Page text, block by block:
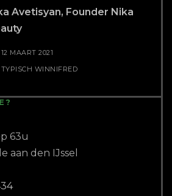
Avetisyan, Founder Nika
12 MAART 2021
TYPISCH WINNIFRED
63u
aan den IJssel